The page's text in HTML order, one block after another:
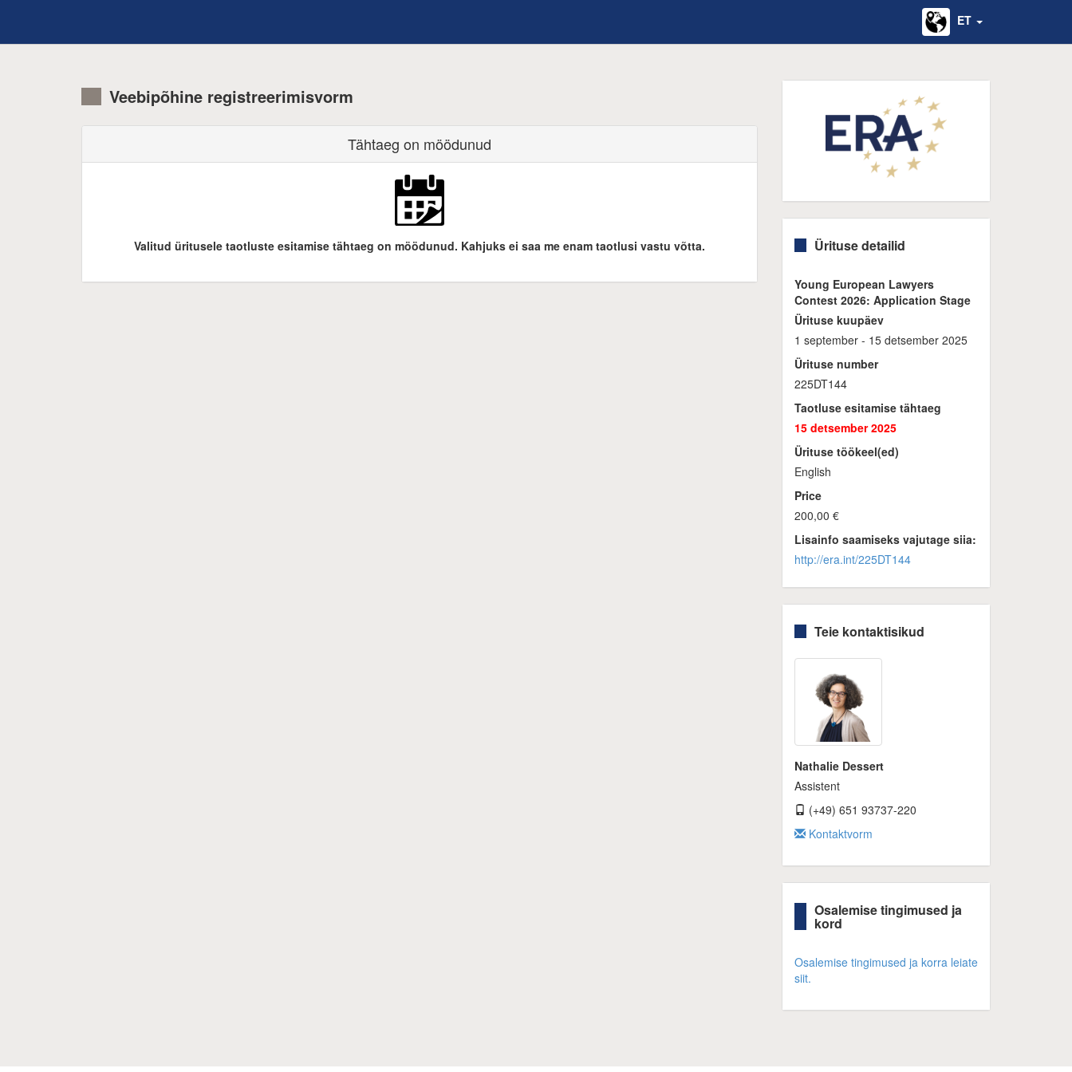
ET
Veebipõhine registreerimisvorm
Tähtaeg on möödunud
Valitud üritusele taotluste esitamise tähtaeg on möödunud. Kahjuks ei saa me enam taotlusi vastu võtta. Ürituse detailid
Young European Lawyers
Contest 2026: Application Stage
Ürituse kuupäev
1 september - 15 detsember 2025
Ürituse number
225DT144
Taotluse esitamise tähtaeg
15 detsember 2025
Ürituse töökeel(ed)
English
Price
200,00 €
Lisainfo saamiseks vajutage siia:
http://era.int/225DT144
Teie kontaktisikud
Nathalie Dessert
Assistent
(+49) 651 93737-220
Kontaktvorm
Osalemise tingimused ja
kord
Osalemise tingimused ja korra leiate
siit.